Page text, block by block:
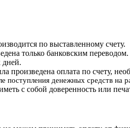
по выставленному счету.
только банковским переводом.
дней.
произведена оплата по счету,
поступления денежных средств
с собой доверенность или